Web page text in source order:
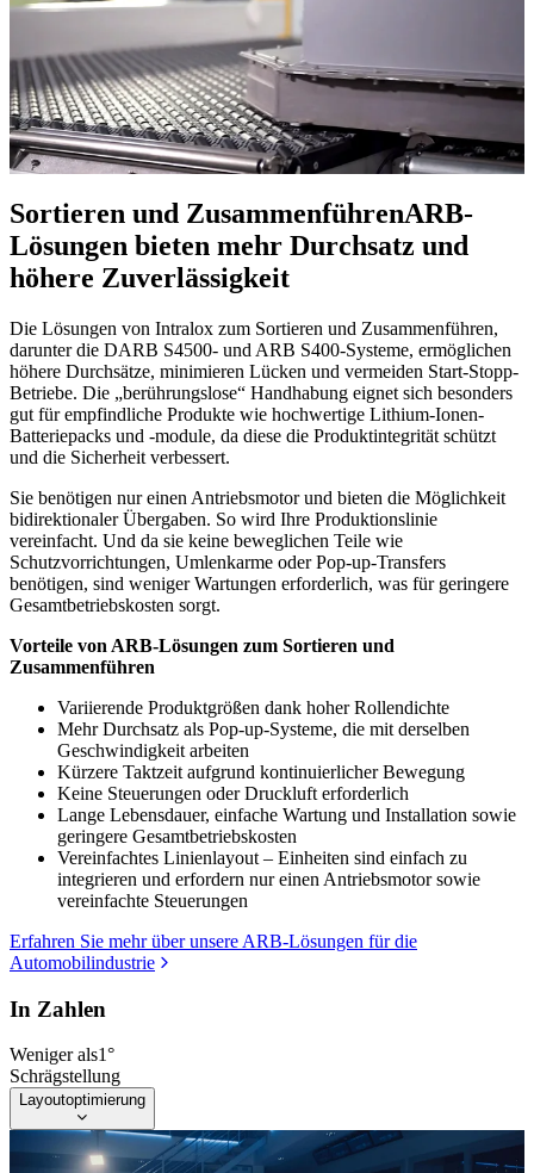
Sortieren und ZusammenführenARB-
Lösungen bieten mehr Durchsatz und
höhere Zuverlässigkeit
Die Lösungen von Intralox zum Sortieren und Zusammenführen,
darunter die DARB S4500- und ARB S400-Systeme, ermöglichen
höhere Durchsätze, minimieren Lücken und vermeiden Start-Stopp-
Betriebe. Die „berührungslose“ Handhabung eignet sich besonders
gut für empfindliche Produkte wie hochwertige Lithium-Ionen-
Batteriepacks und -module, da diese die Produktintegrität schützt
und die Sicherheit verbessert.
Sie benötigen nur einen Antriebsmotor und bieten die Möglichkeit
bidirektionaler Übergaben. So wird Ihre Produktionslinie
vereinfacht. Und da sie keine beweglichen Teile wie
Schutzvorrichtungen, Umlenkarme oder Pop-up-Transfers
benötigen, sind weniger Wartungen erforderlich, was für geringere
Gesamtbetriebskosten sorgt.
Vorteile von ARB-Lösungen zum Sortieren und
Zusammenführen
Variierende Produktgrößen dank hoher Rollendichte
Mehr Durchsatz als Pop-up-Systeme, die mit derselben
Geschwindigkeit arbeiten
Kürzere Taktzeit aufgrund kontinuierlicher Bewegung
Keine Steuerungen oder Druckluft erforderlich
Lange Lebensdauer, einfache Wartung und Installation sowie
geringere Gesamtbetriebskosten
Vereinfachtes Linienlayout – Einheiten sind einfach zu
integrieren und erfordern nur einen Antriebsmotor sowie
vereinfachte Steuerungen
Erfahren Sie mehr über unsere ARB-Lösungen für die
Automobilindustrie
In Zahlen
Weniger als1°
Schrägstellung
Layoutoptimierung